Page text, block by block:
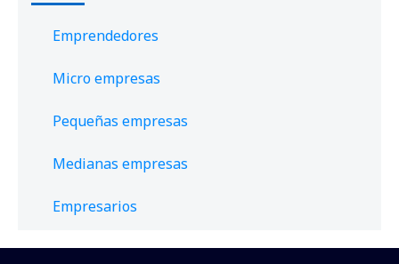
Emprendedores
Micro empresas
Pequeñas empresas
Medianas empresas
Empresarios